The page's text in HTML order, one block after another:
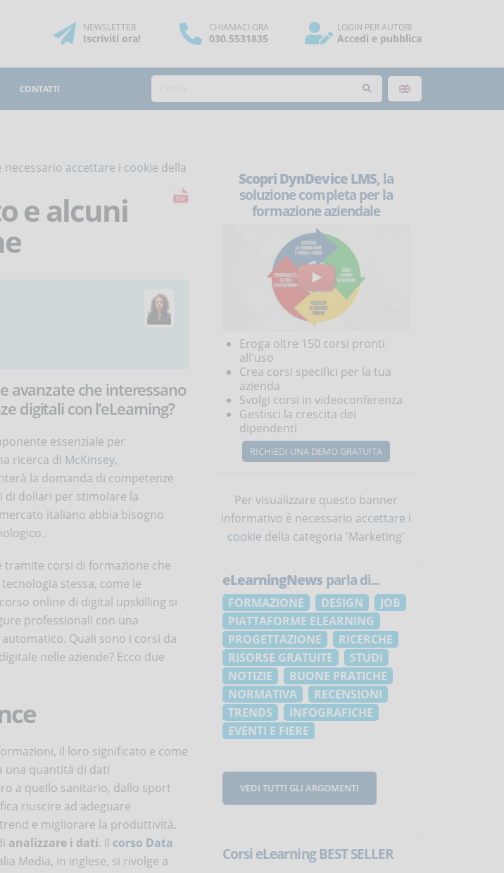
NEWSLETTER
Iscriviti ora!
CHIAMACI ORA
030.5531835
LOGIN PER AUTORI
Accedi e pubblica
CONTATTI
necessario accettare i cookie della
e alcuni
avanzate che interessano
digitali con l’eLearning?
essenziale per
ricerca di McKinsey,
la domanda di competenze
di dollari per stimolare la
italiano abbia bisogno
tramite corsi di formazione che
stessa, come le
online di digital upskilling si
professionali con una
Quali sono i corsi da
nelle aziende? Ecco due
il loro significato e come
una quantità di dati
a quello sanitario, dallo sport
riuscire ad adeguare
e migliorare la produttività.
analizzare i dati. Il corso Data
Media, in inglese, si rivolge a
Scopri DynDevice LMS, la
soluzione completa per la
formazione aziendale
Eroga oltre 150 corsi pronti
all'uso
Crea corsi specifici per la tua
azienda
Svolgi corsi in videoconferenza
Gestisci la crescita dei
dipendenti
RICHIEDI UNA DEMO GRATUITA
Per visualizzare questo banner
informativo è necessario accettare i
cookie della categoria 'Marketing'
eLearningNews parla di...
FORMAZIONE DESIGN
JOB
PIATTAFORME ELEARNING
PROGETTAZIONE
RICERCHE
RISORSE GRATUITE
STUDI
NOTIZIE
BUONE PRATICHE
NORMATIVA
RECENSIONI
TRENDS
INFOGRAFICHE
EVENTI E FIERE
VEDI TUTTI GLI ARGOMENTI
Corsi eLearning BEST SELLER